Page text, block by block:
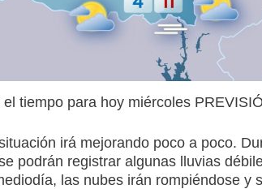
tiempo para hoy miércoles
irá mejorando poco a poco.
podrán registrar algunas lluvias
las nubes irán rompiéndose y